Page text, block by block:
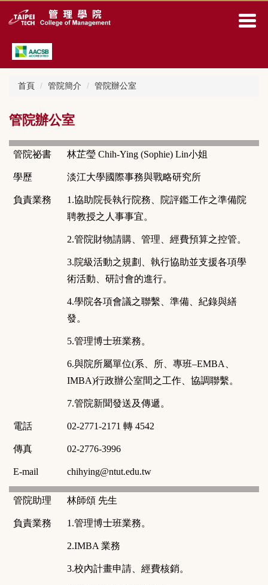
到
要
內
容
首頁 管院簡介 管院辦公室
管院辦公室
管院祕書 林芷瑩 Chih-Ying (Sophie) Lin小姐
學歷 淡江大學國際事務與戰略研究所
負責業務 1.協助院長執行院務、院評鑑工作之準備院
聘教授之人事事宜。
2.管院財物請購、管理、經費預算之控管。
3.院級活動之規劃、執行協助並支援各項學
術活動、研討會的進行。
4.學院各項會議之聯繫、準備、紀錄與繕
發。
5.管理博士班業務。
6.與院所屬單位(系、所、專班–EMBA
IMBA)行政辦公室間之工作、協調聯繫。
7.管院新聞發送及傳遞。
電話 02-2771-2171 轉 4542
傳真 02-2776-3996
E-mail chihying@ntut.edu.tw
管院助理 林師頌 先生
負責業務 1.管理博士班業務。
2.IMBA 業務
3.校內計畫申請、經費核銷。